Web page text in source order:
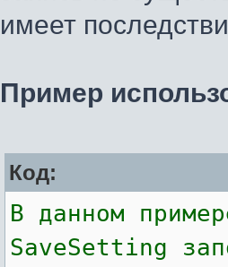
имеет
Пример
Код:
В данном
SaveSetting